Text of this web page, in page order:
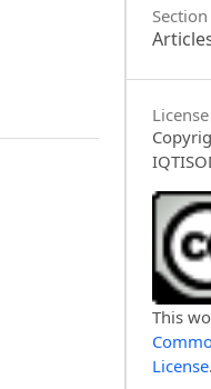
Section
License
This
License.